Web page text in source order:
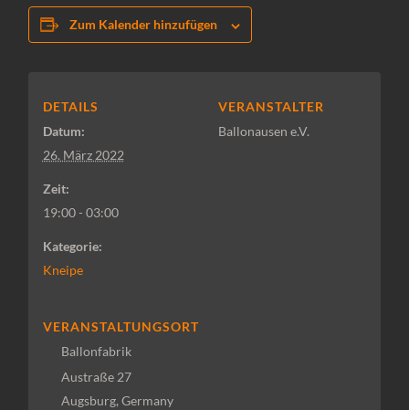
Zum Kalender hinzufügen
DETAILS
Datum:
26. März 2022
Zeit:
19:00 - 03:00
Kategorie:
Kneipe
VERANSTALTUNGSORT
Ballonfabrik
Austraße 27
Augsburg, Germany
VERANSTALTER
Ballonausen e.V.